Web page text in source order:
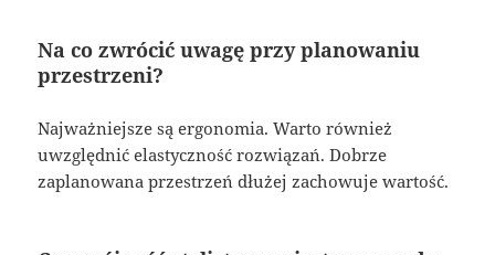
Na co zwrócić uwagę przy planowaniu
przestrzeni?
Najważniejsze są ergonomia. Warto również
uwzględnić elastyczność rozwiązań. Dobrze
zaplanowana przestrzeń dłużej zachowuje wartość.